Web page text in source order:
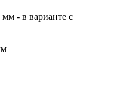
мм - в варианте с